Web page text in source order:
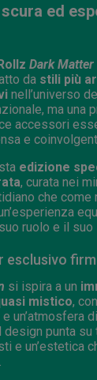
ed
Dark Matter
da stili più
nell’universo
ma una
accessori
e
edizione
, curata nei
che come
ruolo e il suo
esclusivo
si ispira a un
mistico,
un’atmosfera
punta su
e un’estetica